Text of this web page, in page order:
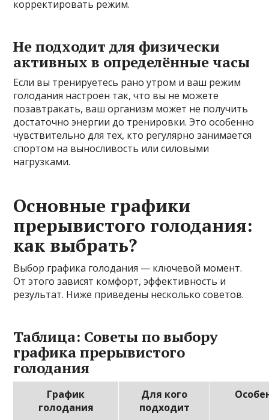
корректировать режим.
Не подходит для физически
активных в определённые часы
Если вы тренируетесь рано утром и ваш режим
голодания настроен так, что вы не можете
позавтракать, ваш организм может не получить
достаточно энергии до тренировки. Это особенно
чувствительно для тех, кто регулярно занимается
спортом на выносливость или силовыми
нагрузками.
Основные графики
прерывистого голодания:
как выбрать?
Выбор графика голодания — ключевой момент.
От этого зависят комфорт, эффективность и
результат. Ниже приведены несколько советов.
Таблица: Советы по выбору
графика прерывистого
голодания
График
голодания
Для кого
подходит